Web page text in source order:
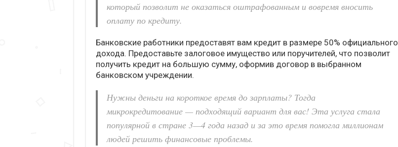
который позволит не оказаться оштрафованным и вовремя вносить
оплату по кредиту.
Банковские работники предоставят вам кредит в размере 50% официального
дохода. Предоставьте залоговое имущество или поручителей, что позволит
получить кредит на большую сумму, оформив договор в выбранном
банковском учреждении.
Нужны деньги на короткое время до зарплаты? Тогда
микрокредитование — подходящий вариант для вас! Эта услуга стала
популярной в стране 3—4 года назад и за это время помогла миллионам
людей решить финансовые проблемы.